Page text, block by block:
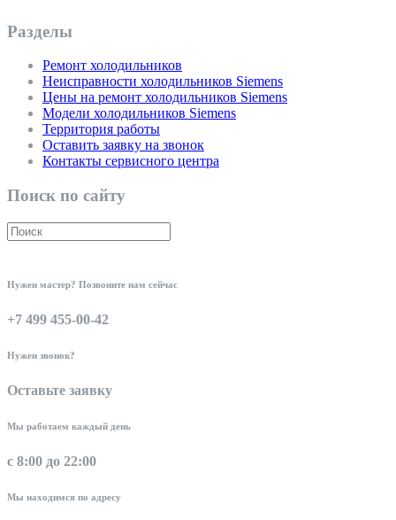
Разделы
Ремонт холодильников
Неисправности холодильников Siemens
Цены на ремонт холодильников Siemens
Модели холодильников Siemens
Территория работы
Оставить заявку на звонок
Контакты сервисного центра
Поиск по сайту
Нужен мастер? Позвоните нам сейчас
+7 499 455-00-42
Нужен звонок?
Оставьте заявку
Мы работаем каждый день
с 8:00 до 22:00
Мы находимся по адресу